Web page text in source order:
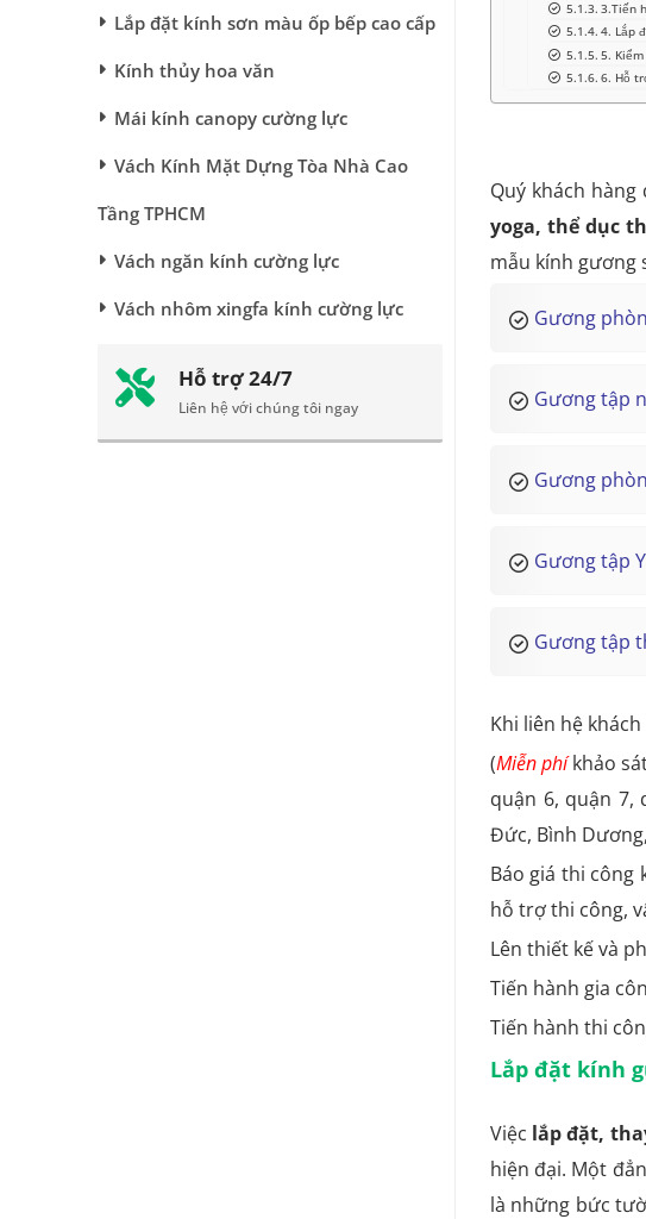
3.Tiến
4. Lắp
5.
6. Hỗ
Quý khách
yoga, thể dục
mẫu kính gương
Gương
Gương tập
Gương
Gương tập
Gương tập
Khi liên hệ
(Miễn phíkhảo
quận 6, quận 7,
Đức, Bình
Báo giá thi
hỗ trợ thi công,
Lên thiết kế và
Tiến hành gia
Tiến hành thi
Lắp đặt kính
Việc lắp đặt,
hiện đại. Một
là những bức
Lắp đặt kính sơn màu ốp bếp cao cấp
Kính thủy hoa văn
Mái kính canopy cường lực
Vách Kính Mặt Dựng Tòa Nhà Cao
Tầng TPHCM
Vách ngăn kính cường lực
Vách nhôm xingfa kính cường lực
Hỗ trợ 24/7
Liên hệ với chúng tôi ngay